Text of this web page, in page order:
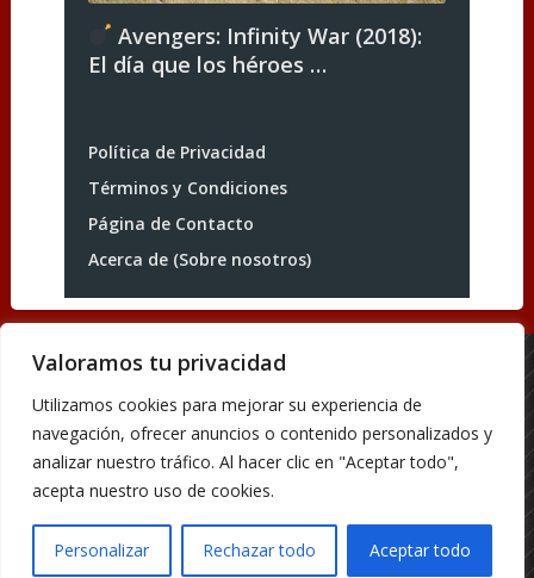
Valoramos tu privacidad
Utilizamos cookies para mejorar su experiencia de
navegación, ofrecer anuncios o contenido personalizados y
analizar nuestro tráfico. Al hacer clic en "Aceptar todo",
acepta nuestro uso de cookies.
Personalizar Rechazar todo Aceptar todo
Avengers: Infinity War (2018):
El día que los héroes …
Política de Privacidad
Términos y Condiciones
Página de Contacto
Acerca de (Sobre nosotros)
Página de Contacto
Política de Privacidad
Términos y Condiciones
Blog de Pelis
Copyright © 2026.
Theme byMyThemeShop